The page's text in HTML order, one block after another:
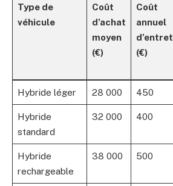
Type de
véhicule
Coût
d’achat
moyen
(€)
Coût
annuel
(€)
Hybride léger 28 000 450
Hybride
standard
32 000 400
Hybride
rechargeable
38 000 500